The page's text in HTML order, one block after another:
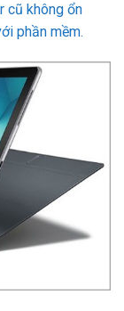
cũ không ổn
phần mềm.